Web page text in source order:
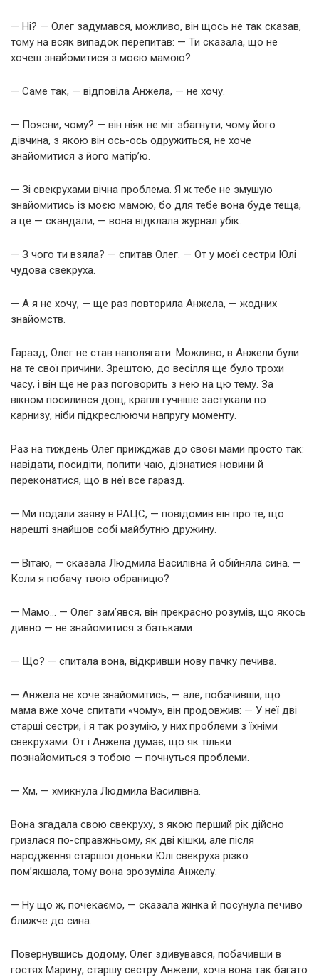
— Ні? — Олег задумався, можливо, він щось не так сказав,
тому на всяк випадок перепитав: — Ти сказала, що не
хочеш знайомитися з моєю мамою?
— Саме так, — відповіла Анжела, — не хочу.
— Поясни, чому? — він ніяк не міг збагнути, чому його
дівчина, з якою він ось-ось одружиться, не хоче
знайомитися з його матір’ю.
— Зі свекрухами вічна проблема. Я ж тебе не змушую
знайомитись із моєю мамою, бо для тебе вона буде теща,
а це — скандали, — вона відклала журнал убік.
— З чого ти взяла? — спитав Олег. — От у моєї сестри Юлі
чудова свекруха.
— А я не хочу, — ще раз повторила Анжела, — жодних
знайомств.
Гаразд, Олег не став наполягати. Можливо, в Анжели були
на те свої причини. Зрештою, до весілля ще було трохи
часу, і він ще не раз поговорить з нею на цю тему. За
вікном посилився дощ, краплі гучніше застукали по
карнизу, ніби підкреслюючи напругу моменту.
Раз на тиждень Олег приїжджав до своєї мами просто так:
навідати, посидіти, попити чаю, дізнатися новини й
переконатися, що в неї все гаразд.
— Ми подали заяву в РАЦС, — повідомив він про те, що
нарешті знайшов собі майбутню дружину.
— Вітаю, — сказала Людмила Василівна й обійняла сина. —
Коли я побачу твою обраницю?
— Мамо… — Олег зам’явся, він прекрасно розумів, що якось
дивно — не знайомитися з батьками.
— Що? — спитала вона, відкривши нову пачку печива.
— Анжела не хоче знайомитись, — але, побачивши, що
мама вже хоче спитати «чому», він продовжив: — У неї дві
старші сестри, і я так розумію, у них проблеми з їхніми
свекрухами. От і Анжела думає, що як тільки
познайомиться з тобою — почнуться проблеми.
— Хм, — хмикнула Людмила Василівна.
Вона згадала свою свекруху, з якою перший рік дійсно
гризлася по-справжньому, як дві кішки, але після
народження старшої доньки Юлі свекруха різко
пом’якшала, тому вона зрозуміла Анжелу.
— Ну що ж, почекаємо, — сказала жінка й посунула печиво
ближче до сина.
Повернувшись додому, Олег здивувався, побачивши в
гостях Марину, старшу сестру Анжели, хоча вона так багато